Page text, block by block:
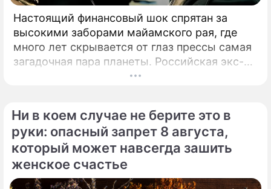
Настоящий финансовый шок спрятан за
высокими заборами майамского рая, где
много лет скрывается от глаз прессы самая
загадочная пара планеты. Российская экс-
теннисистка Анна Курникова и испанский
самых закрытых и непубличных пар
мирового шоу-бизнеса.
Ни в коем случае не берите это в
руки: опасный запрет 8 августа,
который может навсегда зашить
женское счастье